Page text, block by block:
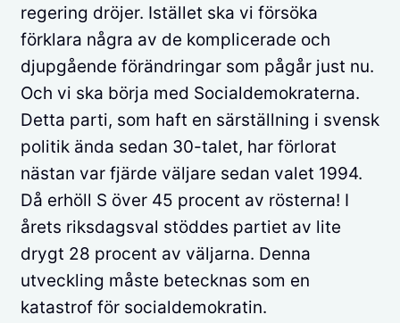
regering dröjer. Istället ska vi försöka
förklara några av de komplicerade och
djupgående förändringar som pågår just nu.
Och vi ska börja med Socialdemokraterna.
Detta parti, som haft en särställning i svensk
politik ända sedan 30-talet, har förlorat
nästan var fjärde väljare sedan valet 1994.
Då erhöll S över 45 procent av rösterna! I
årets riksdagsval stöddes partiet av lite
drygt 28 procent av väljarna. Denna
utveckling måste betecknas som en
katastrof för socialdemokratin.